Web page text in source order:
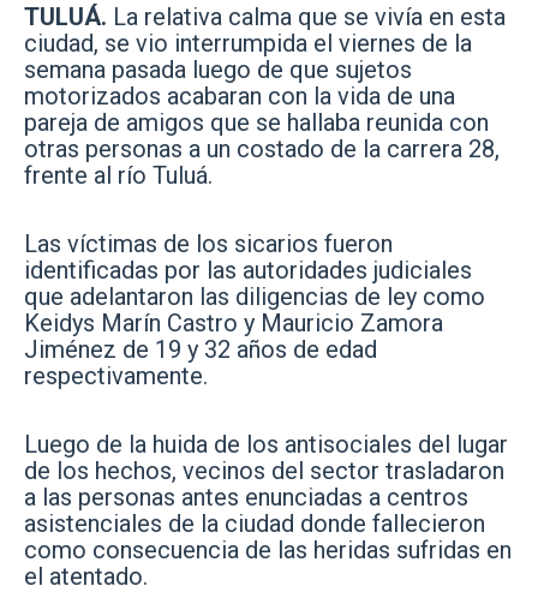
TULUÁ. La relativa calma que se vivía en esta
ciudad, se vio interrumpida el viernes de la
semana pasada luego de que sujetos
motorizados acabaran con la vida de una
pareja de amigos que se hallaba reunida con
otras personas a un costado de la carrera 28,
frente al río Tuluá.
Las víctimas de los sicarios fueron
identificadas por las autoridades judiciales
que adelantaron las diligencias de ley como
Keidys Marín Castro y Mauricio Zamora
Jiménez de 19 y 32 años de edad
respectivamente.
Luego de la huida de los antisociales del lugar
de los hechos, vecinos del sector trasladaron
a las personas antes enunciadas a centros
asistenciales de la ciudad donde fallecieron
como consecuencia de las heridas sufridas en
el atentado.